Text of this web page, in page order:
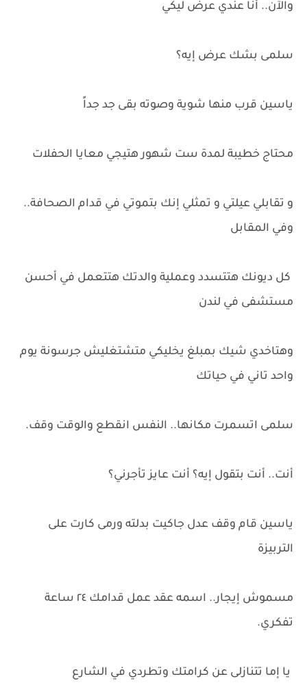
والآن.. أنا عندي عرض ليكي
سلمى بشك عرض إيه؟
ياسين قرب منها شوية وصوته بقى جد جداً
محتاج خطيبة لمدة ست شهور هتيجي معايا الحفلات
و تقابلي عيلتي و تمثلي إنك بتموتي في قدام الصحافة..
وفي المقابل
كل ديونك هتتسدد وعملية والدتك هتتعمل في أحسن
مستشفى في لندن
وهتاخدي شيك بمبلغ يخليكي متشتغليش جرسونة يوم
واحد تاني في حياتك
سلمى اتسمرت مكانها.. النفس انقطع والوقت وقف.
أنت.. أنت بتقول إيه؟ أنت عايز تأجرني؟
ياسين قام وقف عدل جاكيت بدلته ورمى كارت على
التربيزة
مسموش إيجار.. اسمه عقد عمل قدامك ٢٤ ساعة
تفكري.
يا إما تتنازلى عن كرامتك وتطردي في الشارع